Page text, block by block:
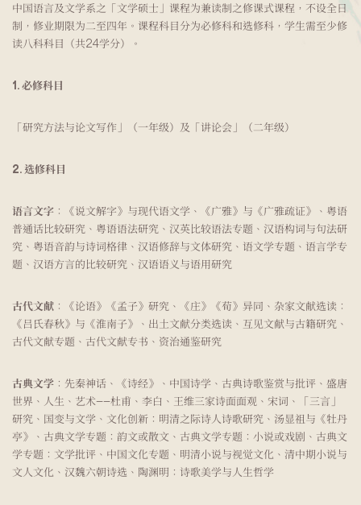
中国语言及文学系之「文学硕士」课程为兼读制之修课式课程，不设全日
制，修业期限为二至四年。课程科目分为必修科和选修科，学生需至少修
读八科科目（共24学分）。
1. 必修科目
「研究方法与论文写作」（一年级）及「讲论会」（二年级）
2. 选修科目
语言文字 ：《说文解字》与现代语文学、《广雅》与《广雅疏证》、粤语
普通话比较研究、粤语语法研究、汉英比较语法专题、汉语构词与句法研
究、粤语音韵与诗词格律、汉语修辞与文体研究、语文学专题、语言学专
题、汉语方言的比较研究、汉语语义与语用研究
古代文献 ：《论语》《孟子》研究、《庄》《荀》异同、杂家文献选读：
《吕氏春秋》与《淮南子》、出土文献分类选读、互见文献与古籍研究、
古代文献专题、古代文献专书、资治通鉴研究
古典文学 ：先秦神话、《诗经》、中国诗学、古典诗歌鉴赏与批评、盛唐
世界、人生、艺术——杜甫、李白、王维三家诗面面观、宋词、「三言」
研究、国变与文学、文化创新：明清之际诗人诗歌研究、汤显祖与《牡丹
亭》、古典文学专题：韵文或散文、古典文学专题：小说或戏剧、古典文
学专题：文学批评、中国文化专题、明清小说与视觉文化、清中期小说与
文人文化、汉魏六朝诗选、陶渊明：诗歌美学与人生哲学